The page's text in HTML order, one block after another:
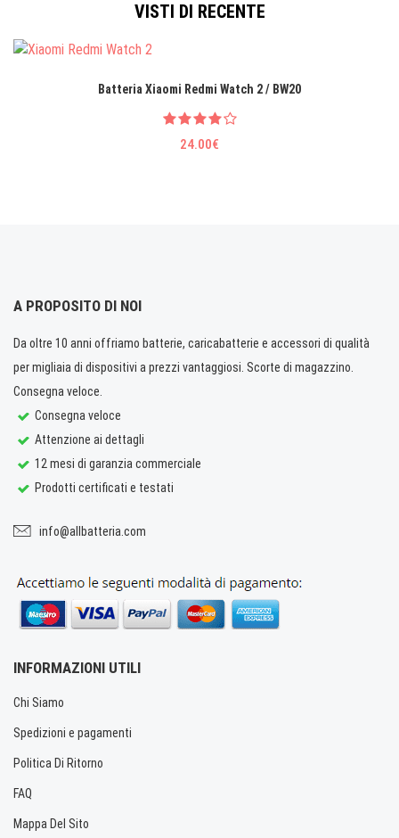
VISTI DI RECENTE
Batteria Xiaomi Redmi Watch 2 / BW20
24.00€
A PROPOSITO DI NOI
Da oltre 10 anni offriamo batterie, caricabatterie e accessori di qualità
per migliaia di dispositivi a prezzi vantaggiosi. Scorte di magazzino.
Consegna veloce.
Consegna veloce
Attenzione ai dettagli
12 mesi di garanzia commerciale
Prodotti certificati e testati
info@allbatteria.com
INFORMAZIONI UTILI
Chi Siamo
Spedizioni e pagamenti
Politica Di Ritorno
FAQ
Mappa Del Sito